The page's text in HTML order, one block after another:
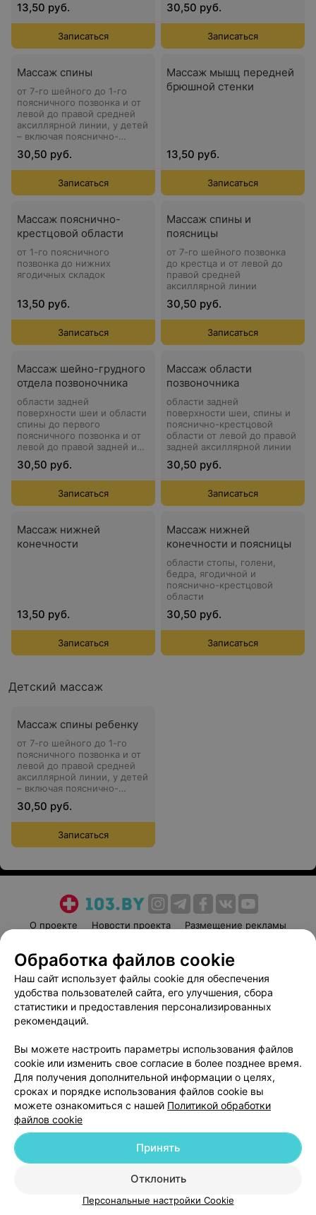
13,50 руб.
Записаться
30,50 руб.
Записаться
Массаж спины
от 7-го шейного до 1-го
поясничного позвонка и от
левой до правой средней
аксиллярной линии, у детей
– включая пояснично-
30,50 руб.
Записаться
Массаж мышц передней
брюшной стенки
13,50 руб.
Записаться
Массаж пояснично-
крестцовой области
от 1-го поясничного
позвонка до нижних
ягодичных складок
13,50 руб.
Записаться
Массаж спины и
поясницы
от 7-го шейного позвонка
до крестца и от левой до
правой средней
аксиллярной линии
30,50 руб.
Записаться
Массаж шейно-грудного
отдела позвоночника
области задней
поверхности шеи и области
спины до первого
поясничного позвонка и от
левой до правой задней и
30,50 руб.
Записаться
Массаж области
позвоночника
области задней
поверхности шеи, спины и
пояснично-крестцовой
области от левой до правой
задней аксиллярной линии
30,50 руб.
Записаться
Массаж нижней
конечности
13,50 руб.
Записаться
Массаж нижней
конечности и поясницы
области стопы, голени,
бедра, ягодичной и
пояснично-крестцовой
области
30,50 руб.
Записаться
Детский массаж
Массаж спины ребенку
от 7-го шейного до 1-го
поясничного позвонка и от
левой до правой средней
аксиллярной линии, у детей
– включая пояснично-
30,50 руб.
Записаться
О проекте Новости проекта
Размещение рекламы
Пользовательское соглашение
Способы оплаты
Вакансии
Партнеры
Написать руководителю 103.by
Обработка персональных данных
© 2026 ООО «Артокс Лаб», УНП 191700409
| 220012, Республика Беларусь,
г. Минск, улица Толбухина, 2, пом. 16 | help@103.by
Служба поддержки +375 291212755
Обработка файлов cookie
Наш сайт использует файлы cookie для обеспечения
удобства пользователей сайта, его улучшения, сбора
статистики и предоставления персонализированных
рекомендаций.
Вы можете настроить параметры использования файлов
cookie или изменить свое согласие в более позднее время.
Для получения дополнительной информации о целях,
сроках и порядке использования файлов cookie вы
можете ознакомиться с нашей Политикой обработки
файлов cookie
Отклонить
Принять
Персональные настройки Cookie